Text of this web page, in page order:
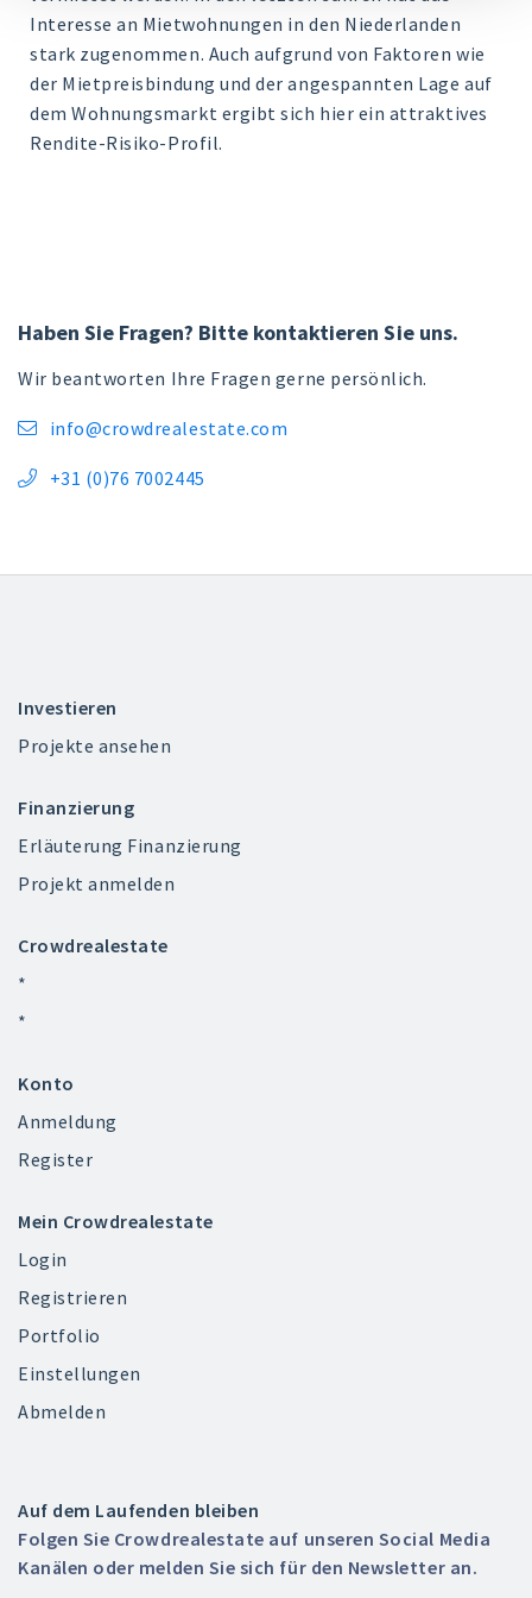
Interesse an Mietwohnungen in den Niederlanden
stark zugenommen. Auch aufgrund von Faktoren wie
der Mietpreisbindung und der angespannten Lage auf
dem Wohnungsmarkt ergibt sich hier ein attraktives
Rendite-Risiko-Profil.
Haben Sie Fragen? Bitte kontaktieren Sie uns.
Wir beantworten Ihre Fragen gerne persönlich.
 info@crowdrealestate.com
 +31 (0)76 7002445
Investieren
Projekte ansehen
Finanzierung
Erläuterung Finanzierung
Projekt anmelden
Crowdrealestate
*
*
Konto
Anmeldung
Register
Mein Crowdrealestate
Login
Registrieren
Portfolio
Einstellungen
Abmelden
Auf dem Laufenden bleiben
Folgen Sie Crowdrealestate auf unseren Social Media
Kanälen oder melden Sie sich für den Newsletter an.